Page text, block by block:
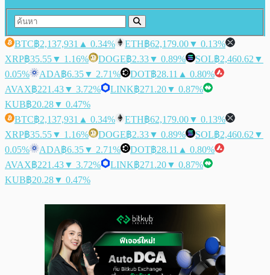
BTC฿2,137,931 ▲ 0.34% ETH฿62,179.00▼ 0.13%
XRP฿35.55▼ 1.16% DOGE฿2.33▼ 0.89% SOL฿2,460.62 ▼
0.05%
ADA฿6.35▼ 2.71% DOT฿28.11 ▲ 0.80%
AVAX฿221.43▼ 3.72% LINK฿271.20▼ 0.87%
KUB฿20.28▼ 0.47%
BTC฿2,137,931 ▲ 0.34% ETH฿62,179.00▼ 0.13%
XRP฿35.55▼ 1.16% DOGE฿2.33▼ 0.89% SOL฿2,460.62 ▼
0.05%
ADA฿6.35▼ 2.71% DOT฿28.11 ▲ 0.80%
AVAX฿221.43▼ 3.72% LINK฿271.20▼ 0.87%
KUB฿20.28▼ 0.47%